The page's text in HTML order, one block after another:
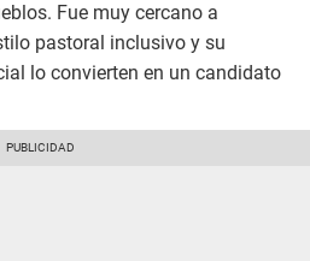
Fue muy cercano a
pastoral inclusivo y su
lo convierten en un candidato